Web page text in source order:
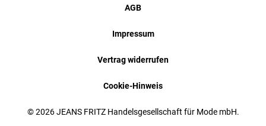
© 2026 JEANS FRITZ Handelsgesellschaft für Mode mbH.
AGB
Impressum
Vertrag widerrufen
Cookie-Hinweis